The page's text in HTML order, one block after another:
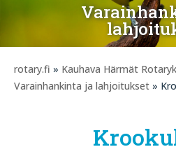
rotary.fi » Kauhava Härmät
Varainhankinta ja lahjoitukset »